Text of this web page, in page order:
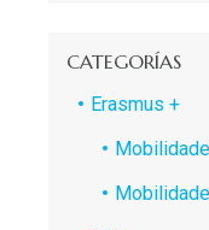
CATEGORÍAS
Erasmus +